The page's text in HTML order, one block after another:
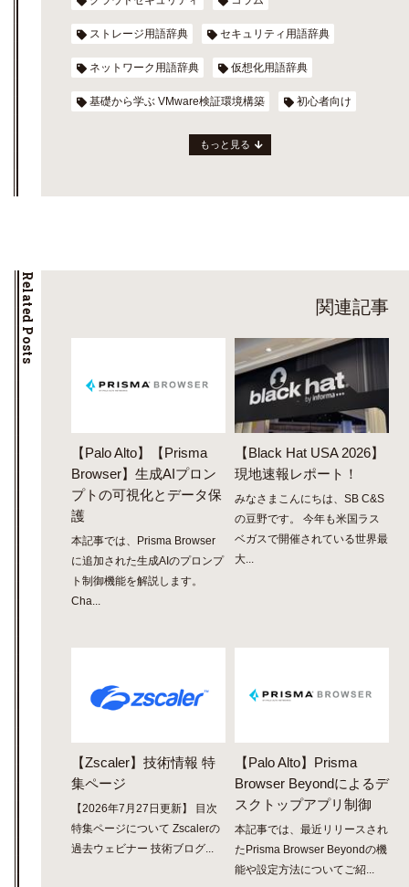
ストレージ用語辞典 セキュリティ用語辞典
ネットワーク用語辞典 仮想化用語辞典
基礎から学ぶ VMware検証環境構築 初心者向け
もっと見る
Related Posts 関連記事
【Palo Alto】【Prisma
Browser】生成AIプロン
プトの可視化とデータ保
護
本記事では、Prisma Browser
に追加された生成AIのプロンプ
ト制御機能を解説します。
Cha...
【Black Hat USA 2026】
現地速報レポート！
みなさまこんにちは、SB C&S
の豆野です。 今年も米国ラス
ベガスで開催されている世界最
大...
【Zscaler】技術情報 特
集ページ
【2026年7月27日更新】 目次
特集ページについて Zscalerの
過去ウェビナー 技術ブログ...
【Palo Alto】Prisma
Browser Beyondによるデ
スクトップアプリ制御
本記事では、最近リリースされ
たPrisma Browser Beyondの機
能や設定方法についてご紹...